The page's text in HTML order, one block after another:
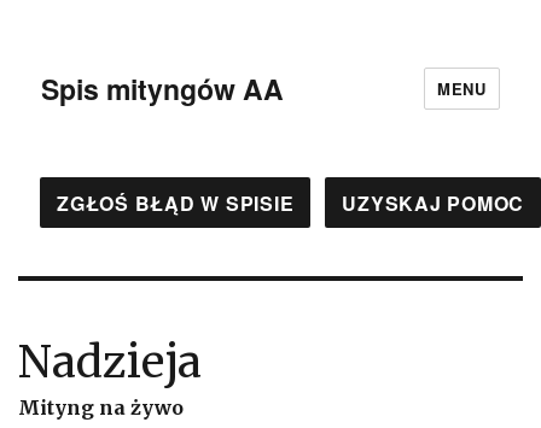
Spis mityngów AA MENU
ZGŁOŚ BŁĄD W SPISIE UZYSKAJ POMOC
Nadzieja
Mityng na żywo